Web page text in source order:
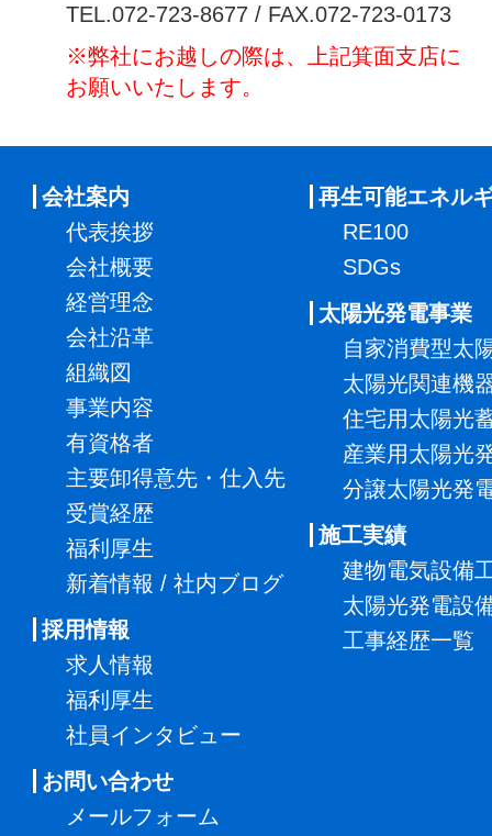
TEL.072-723-8677 / FAX.072-723-0173
※弊社にお越しの際は、上記箕面支店に
お願いいたします。
会社案内
代表挨拶
会社概要
経営理念
会社沿革
組織図
事業内容
有資格者
主要卸得意先・仕入先
受賞経歴
福利厚生
新着情報 / 社内ブログ
採用情報
求人情報
福利厚生
社員インタビュー
お問い合わせ
メールフォーム
再生可能エネル
RE100
SDGs
太陽光発電事業
自家消費型太
太陽光関連機
住宅用太陽光
産業用太陽光
分譲太陽光発
施工実績
建物電気設備
太陽光発電設
工事経歴一覧